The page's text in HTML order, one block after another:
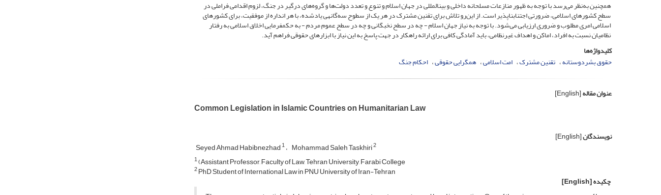
همچنین به‌نظر می‌رسد با توجه به ظهور منازعات مسلحانه داخلی و بین­المللی در جهان اسلام و تنوع و تعدد دولت‌ها و گروه‌های درگیر در جنگ، لزوم اقدامی فراملی در
سطح کشورهای اسلامی، ضرورتی اجتناب­ناپذیر است. از این‌رو تلاش برای تقنین مشترک در هر یک از سطوح سه‌گانه­ی یادشده، با هر انداره از موفقیت، برای کشورهای
اسلامی امری مطلوب و ضروری ارزیابی می‌شود. با توجه به نیاز جهان اسلام - چه در سطح نخبگانی و چه در سطح عموم مردم - به حکمفرمایی اخلاق اسلامی به رفتار
نظامیان نسبت به افراد، اماکن و اهداف غیرنظامی، باید آمادگی کافی برای ارائه راهکار در جهت پاسخ به این نیاز با ابزارهای حقوقی فراهم آید.
کلیدواژه‌ها
حقوق بشردوستانه تقنین مشترک امت اسلامی همگرایی حقوقی احکام جنگ
عنوان مقاله[English]
Common Legislation in Islamic Countries on Humanitarian Law
نویسندگان[English]
Seyed Ahmad Habibnezhad1 Mohammad Saleh Taskhiri2
1(Assistant Professor, Faculty of Law, Tehran University, Farabi College
2PhD Student of International Law in PNU University of Iran-Tehran
چکیده[English]